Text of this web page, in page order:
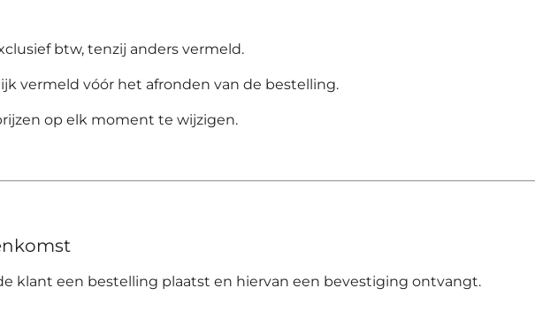
btw, tenzij anders vermeld.
vermeld vóór het afronden van de bestelling.
op elk moment te wijzigen.
klant een bestelling plaatst en hiervan een bevestiging ontvangt.